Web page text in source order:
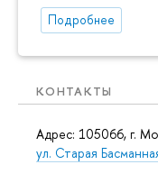
Подробнее
КОНТАКТЫ
Адрес: 105066, г.
ул. Старая